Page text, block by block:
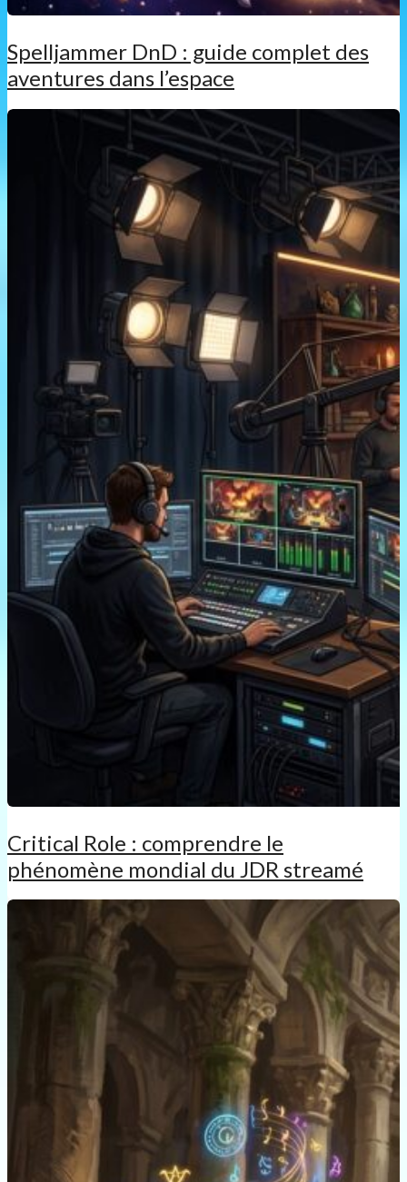
Spelljammer DnD : guide complet des
aventures dans l’espace
Critical Role : comprendre le
phénomène mondial du JDR streamé